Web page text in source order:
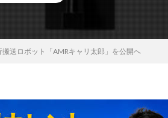
送ロボット「AMRキャリ太郎」を公開へ